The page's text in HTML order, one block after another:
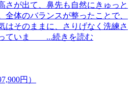
さが出て、鼻先も自然にきゅっと
全体のバランスが整ったことで、
はそのままに、さりげなく洗練さ
っていま ...続きを読む
円）